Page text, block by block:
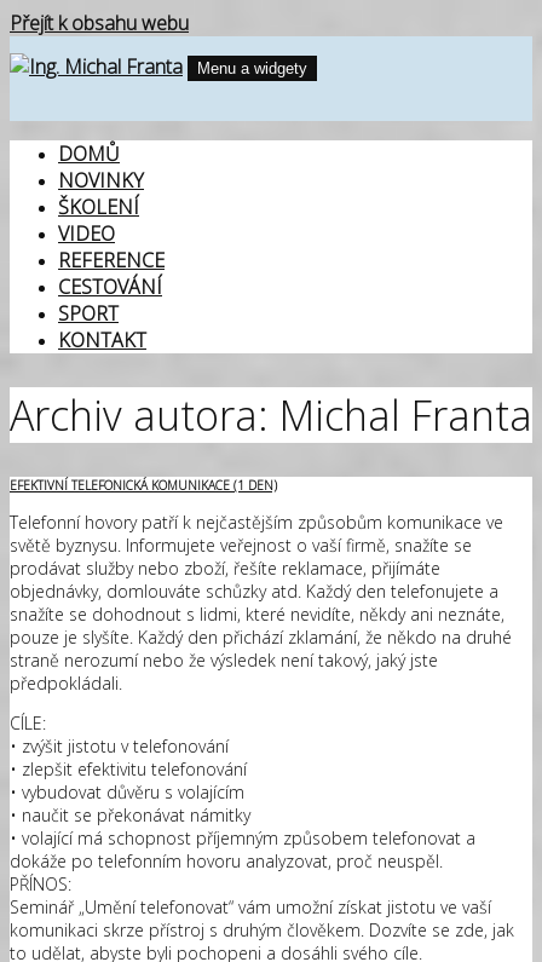
Přejít k obsahu webu
Menu a widgety
DOMŮ
NOVINKY
ŠKOLENÍ
VIDEO
REFERENCE
CESTOVÁNÍ
SPORT
KONTAKT
Archiv autora: Michal Franta
EFEKTIVNÍ TELEFONICKÁ KOMUNIKACE (1 DEN)
Telefonní hovory patří k nejčastějším způsobům komunikace ve
světě byznysu. Informujete veřejnost o vaší firmě, snažíte se
prodávat služby nebo zboží, řešíte reklamace, přijímáte
objednávky, domlouváte schůzky atd. Každý den telefonujete a
snažíte se dohodnout s lidmi, které nevidíte, někdy ani neznáte,
pouze je slyšíte. Každý den přichází zklamání, že někdo na druhé
straně nerozumí nebo že výsledek není takový, jaký jste
předpokládali.
CÍLE:
• zvýšit jistotu v telefonování
• zlepšit efektivitu telefonování
• vybudovat důvěru s volajícím
• naučit se překonávat námitky
• volající má schopnost příjemným způsobem telefonovat a
dokáže po telefonním hovoru analyzovat, proč neuspěl.
PŘÍNOS:
Seminář „Umění telefonovat“ vám umožní získat jistotu ve vaší
komunikaci skrze přístroj s druhým člověkem. Dozvíte se zde, jak
to udělat, abyste byli pochopeni a dosáhli svého cíle.